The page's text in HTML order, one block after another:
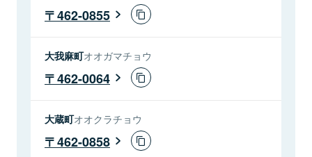
462-0855
大我麻町オオガマチョウ
462-0064
大蔵町オオクラチョウ
462-0858